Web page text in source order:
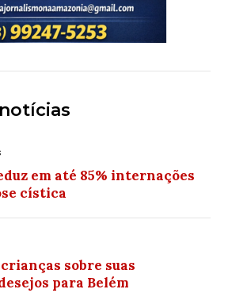
em até 85% internações
cística
sobre suas
para Belém